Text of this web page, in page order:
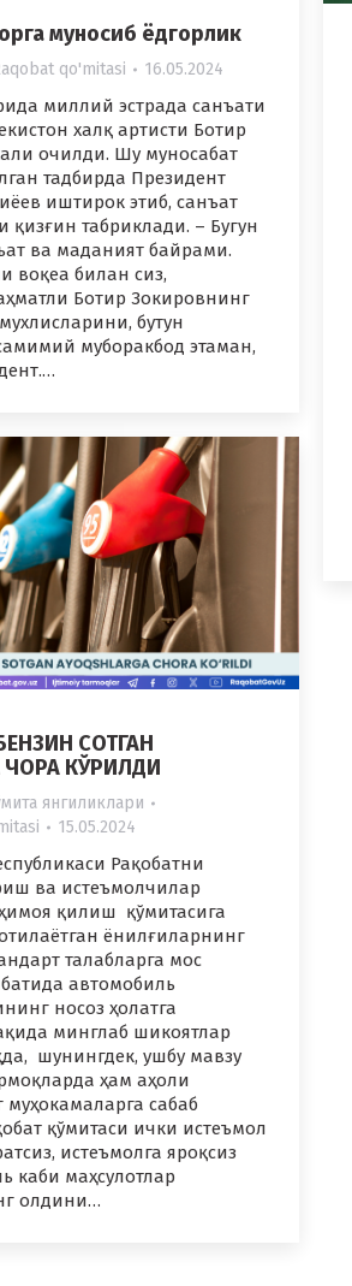
муносиб ёдгорлик
qo'mitasi 16.05.2024
миллий эстрада санъати
халқ артисти Ботир
очилди. Шу муносабат
тадбирда Президент
иштирок этиб, санъат
қизғин табриклади. – Бугун
ва маданият байрами.
воқеа билан сиз,
Ботир Зокировнинг
бутун
муборакбод этаман,
СОТГАН
КЎРИЛДИ
янгиликлари
15.05.2024
Рақобатни
ва истеъмолчилар
қилиш қўмитасига
ёнилғиларнинг
талабларга мос
автомобиль
носоз ҳолатга
минглаб шикоятлар
шунингдек, ушбу мавзу
ҳам аҳоли
муҳокамаларга сабаб
қўмитаси ички истеъмол
истеъмолга яроқсиз
каби маҳсулотлар
олдини…